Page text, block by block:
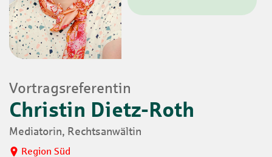
Vortragsreferentin
Christin Dietz-Roth
Mediatorin, Rechtsanwältin
Region Süd